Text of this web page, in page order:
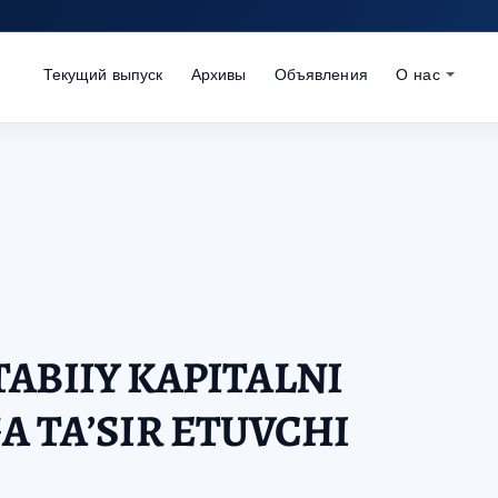
Текущий выпуск Архивы Объявления О нас
KAPITALNI
TAʼSIR ETUVCHI